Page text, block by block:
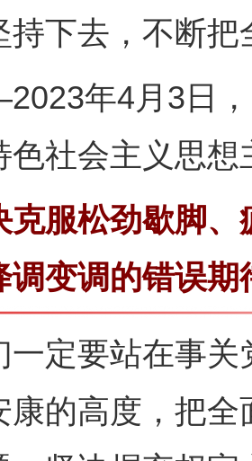
持下去，不断
年4月3日，
色社会主义思
松劲歇脚、
调变调的错误期
要站在事关
康的高度，把